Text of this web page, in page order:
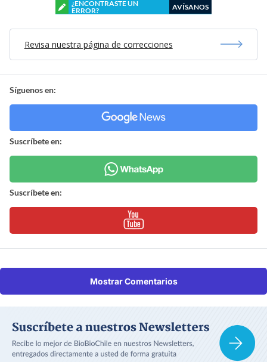
¿ENCONTRASTE UN
ERROR?
AVÍSANOS
Revisa nuestra página de correcciones
Síguenos en:
Suscríbete en:
Suscríbete en:
Mostrar Comentarios